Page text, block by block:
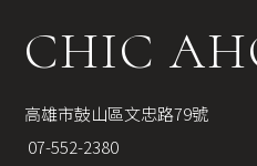
CHIC
高雄市鼓山區文忠路79號
07-552-2380